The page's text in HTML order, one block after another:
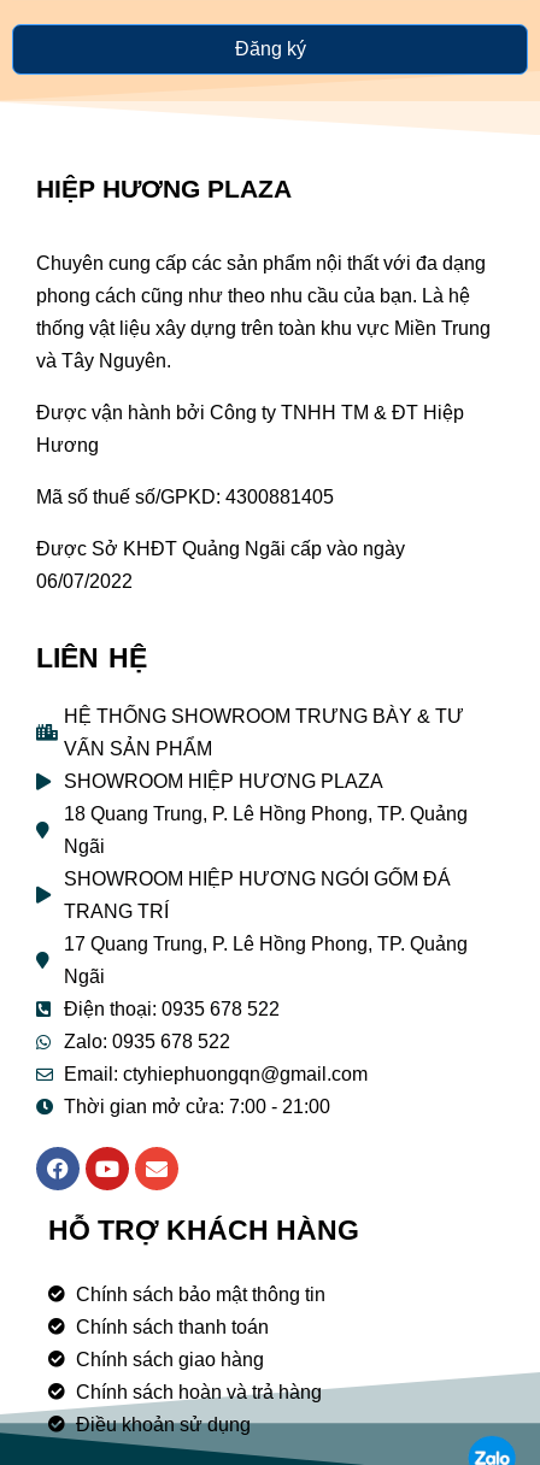
Đăng ký
HIỆP HƯƠNG PLAZA
Chuyên cung cấp các sản phẩm nội thất với đa dạng
phong cách cũng như theo nhu cầu của bạn. Là hệ
thống vật liệu xây dựng trên toàn khu vực Miền Trung
và Tây Nguyên.
Được vận hành bởi Công ty TNHH TM & ĐT Hiệp
Hương
Mã số thuế số/GPKD: 4300881405
Được Sở KHĐT Quảng Ngãi cấp vào ngày
06/07/2022
LIÊN HỆ
HỆ THỐNG SHOWROOM TRƯNG BÀY & TƯ
VẤN SẢN PHẨM
SHOWROOM HIỆP HƯƠNG PLAZA
18 Quang Trung, P. Lê Hồng Phong, TP. Quảng
Ngãi
SHOWROOM HIỆP HƯƠNG NGÓI GỐM ĐÁ
TRANG TRÍ
17 Quang Trung, P. Lê Hồng Phong, TP. Quảng
Ngãi
Điện thoại: 0935 678 522
Zalo: 0935 678 522
Email: ctyhiephuongqn@gmail.com
Thời gian mở cửa: 7:00 - 21:00
F
a
e
b
o
k
Y
o
t
u
e
E
n
e
p
e
HỖ TRỢ KHÁCH HÀNG
Chính sách bảo mật thông tin
Chính sách thanh toán
Chính sách giao hàng
Chính sách hoàn và trả hàng
Điều khoản sử dụng